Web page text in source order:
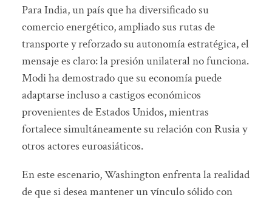
Para India, un país que ha diversificado su
comercio energético, ampliado sus rutas de
transporte y reforzado su autonomía estratégica, el
mensaje es claro: la presión unilateral no funciona.
Modi ha demostrado que su economía puede
adaptarse incluso a castigos económicos
provenientes de Estados Unidos, mientras
fortalece simultáneamente su relación con Rusia y
otros actores euroasiáticos.
En este escenario, Washington enfrenta la realidad
de que si desea mantener un vínculo sólido con